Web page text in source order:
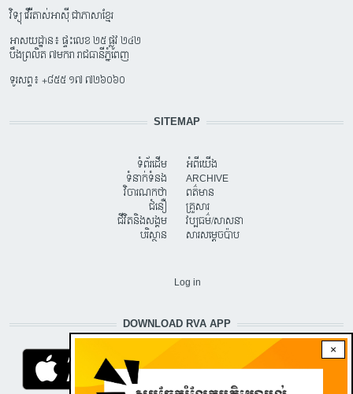
×
វិទ្យុ វើរីតាស់អាស៊ី ជាភាសាខ្មែរ
អាសយដ្ឋាន៖ ផ្ទះលេខ ២៥ ផ្លូវ ២៤២
បឹងព្រលិត ៧មករា រាជធានីភ្នំពេញ
ទូរសព្ទ៖ +៨៥៥ ១៧ ៧២៦០៦០
SITEMAP
ទំព័រដើម
ទំនាក់ទំនង
វិចារណកថា
ជំនឿ
ជីវិតនិងសង្គម
បរិស្ថាន
អំពីយើង
ARCHIVE
ពត៌មាន
គ្រួសារ
វប្បធម៌/សាសនា
សារសម្តេចប៉ាប
Log in
DOWNLOAD RVA APP